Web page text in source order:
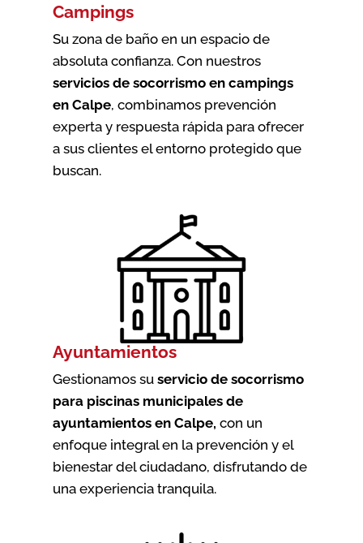
Campings
Su zona de baño en un espacio de
absoluta confianza. Con nuestros
servicios de socorrismo en campings
en Calpe, combinamos prevención
experta y respuesta rápida para ofrecer
a sus clientes el entorno protegido que
buscan.
Ayuntamientos
Gestionamos su servicio de socorrismo
para piscinas municipales de
ayuntamientos en Calpe, con un
enfoque integral en la prevención y el
bienestar del ciudadano, disfrutando de
una experiencia tranquila.